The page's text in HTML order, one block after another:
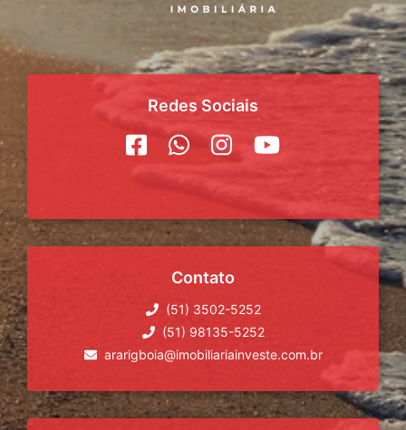
Redes Sociais
Contato
(51) 3502-5252
(51) 98135-5252
ararigboia@imobiliariainveste.com.br